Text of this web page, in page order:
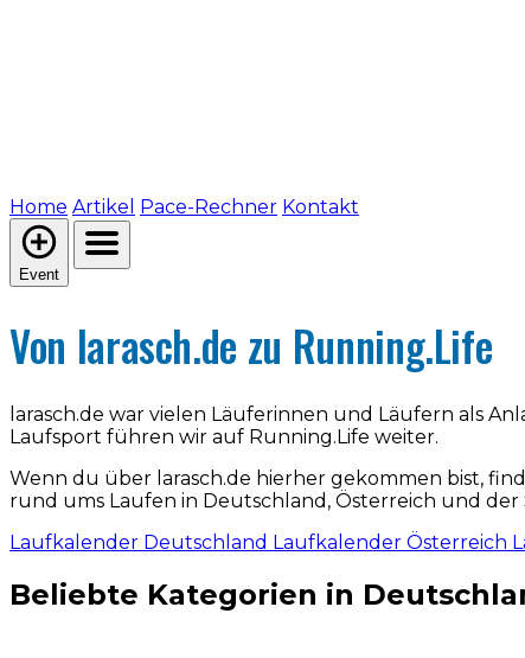
Home Artikel Pace-Rechner Kontakt
Event
Von larasch.de zu Running.Life
larasch.de war vielen Läuferinnen und Läufern als
Laufsport führen wir auf Running.Life weiter.
Wenn du über larasch.de hierher gekommen bist,
rund ums Laufen in Deutschland, Österreich und der
Laufkalender Deutschland Laufkalender Österreich
Beliebte Kategorien in